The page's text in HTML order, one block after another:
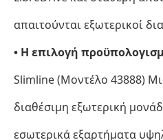
απαιτούνται εξωτερικοί
• Η επιλογή
Slimline (Μοντέλο 43888)
διαθέσιμη εξωτερική
εσωτερικά εξαρτήματα